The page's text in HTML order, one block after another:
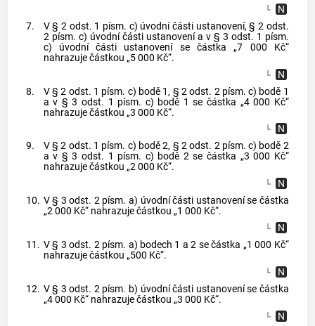
7.
V § 2 odst. 1 písm. c) úvodní části ustanovení, § 2 odst.
2 písm. c) úvodní části ustanovení a v § 3 odst. 1 písm.
c) úvodní části ustanovení se částka „7 000 Kč“
nahrazuje částkou „5 000 Kč“.
8.
V § 2 odst. 1 písm. c) bodě 1, § 2 odst. 2 písm. c) bodě 1
a v § 3 odst. 1 písm. c) bodě 1 se částka „4 000 Kč“
nahrazuje částkou „3 000 Kč“.
9.
V § 2 odst. 1 písm. c) bodě 2, § 2 odst. 2 písm. c) bodě 2
a v § 3 odst. 1 písm. c) bodě 2 se částka „3 000 Kč“
nahrazuje částkou „2 000 Kč“.
10. V § 3 odst. 2 písm. a) úvodní části ustanovení se částka
„2 000 Kč“ nahrazuje částkou „1 000 Kč“.
11. V § 3 odst. 2 písm. a) bodech 1 a 2 se částka „1 000 Kč“
nahrazuje částkou „500 Kč“.
12. V § 3 odst. 2 písm. b) úvodní části ustanovení se částka
„4 000 Kč“ nahrazuje částkou „3 000 Kč“.